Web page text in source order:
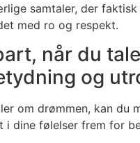
samtaler, der faktisk
med ro og respekt.
når du
og
om drømmen, kan du
i dine følelser frem for